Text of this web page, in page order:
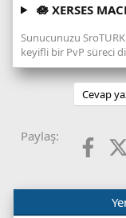
🪷 XERSES
Sunucunuzu
keyifli bir PvP süreci
Cevap
Paylaş: